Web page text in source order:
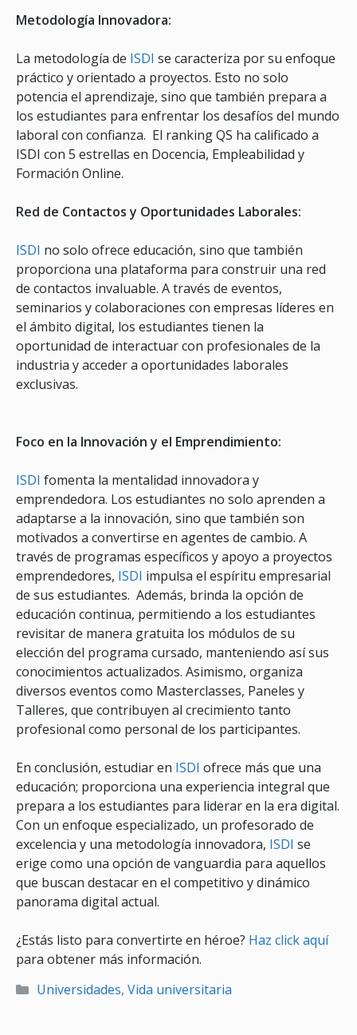
Metodología Innovadora:
La metodología de ISDI se caracteriza por su enfoque
práctico y orientado a proyectos. Esto no solo
potencia el aprendizaje, sino que también prepara a
los estudiantes para enfrentar los desafíos del mundo
laboral con confianza. El ranking QS ha calificado a
ISDI con 5 estrellas en Docencia, Empleabilidad y
Formación Online.
Red de Contactos y Oportunidades Laborales:
ISDI no solo ofrece educación, sino que también
proporciona una plataforma para construir una red
de contactos invaluable. A través de eventos,
seminarios y colaboraciones con empresas líderes en
el ámbito digital, los estudiantes tienen la
oportunidad de interactuar con profesionales de la
industria y acceder a oportunidades laborales
exclusivas.
Foco en la Innovación y el Emprendimiento:
ISDI fomenta la mentalidad innovadora y
emprendedora. Los estudiantes no solo aprenden a
adaptarse a la innovación, sino que también son
motivados a convertirse en agentes de cambio. A
través de programas específicos y apoyo a proyectos
emprendedores, ISDI impulsa el espíritu empresarial
de sus estudiantes. Además, brinda la opción de
educación continua, permitiendo a los estudiantes
revisitar de manera gratuita los módulos de su
elección del programa cursado, manteniendo así sus
conocimientos actualizados. Asimismo, organiza
diversos eventos como Masterclasses, Paneles y
Talleres, que contribuyen al crecimiento tanto
profesional como personal de los participantes.
En conclusión, estudiar en ISDI ofrece más que una
educación; proporciona una experiencia integral que
prepara a los estudiantes para liderar en la era digital.
Con un enfoque especializado, un profesorado de
excelencia y una metodología innovadora, ISDI se
erige como una opción de vanguardia para aquellos
que buscan destacar en el competitivo y dinámico
panorama digital actual.
¿Estás listo para convertirte en héroe? Haz click aquí
para obtener más información.
Categorías
Universidades, Vida universitaria